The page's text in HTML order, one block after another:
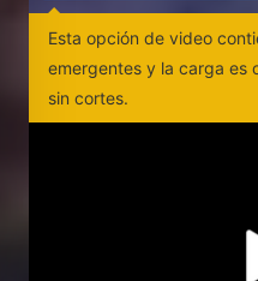
Esta opción de video
emergentes y la carga es
sin cortes.